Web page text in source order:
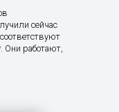
сейчас
Они работают,